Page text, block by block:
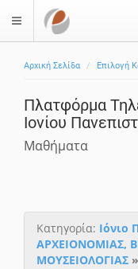
$langMenu
Αρχική Σελίδα Επιλογή
Πλατφόρμα
Ιονίου
Μαθήματα
Κατηγορία: Ιόνιο
ΑΡΧΕΙΟΝΟΜΙΑΣ,
ΜΟΥΣΕΙΟΛΟΓΙΑΣ